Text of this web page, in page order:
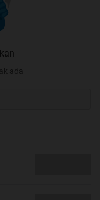
ada